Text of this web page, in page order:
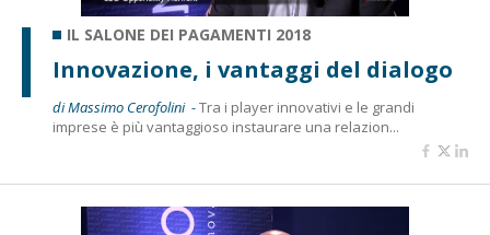
IL SALONE DEI PAGAMENTI 2018
Innovazione, i vantaggi del dialogo
di Massimo Cerofolini -Tra i player innovativi e le grandi
imprese è più vantaggioso instaurare una relazion...